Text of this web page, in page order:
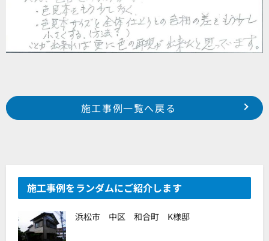
Prev
浜松市 中区 向宿 S様邸
浜松市 中区 北寺島町 H様邸
施工事例一覧へ戻る
施工事例をランダムにご紹介します
浜松市 中区 和合町 K様邸